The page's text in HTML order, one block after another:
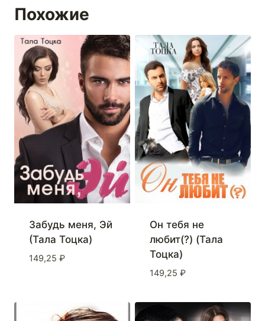
Похожие
Забудь меня, Эй
(Тала Тоцка)
149,25 ₽
Он тебя не
любит(?) (Тала
Тоцка)
149,25 ₽